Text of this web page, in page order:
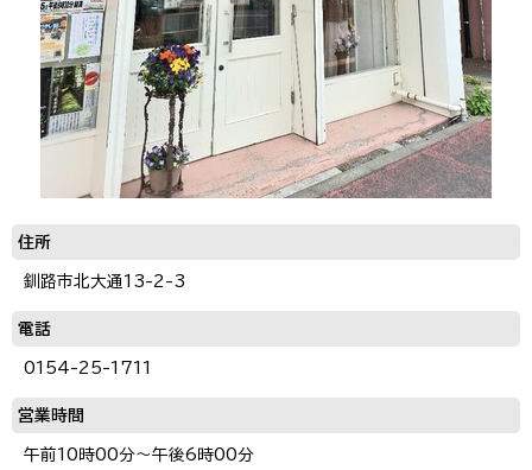
住所
釧路市北大通13-2-3
電話
0154-25-1711
営業時間
午前10時00分～午後6時00分